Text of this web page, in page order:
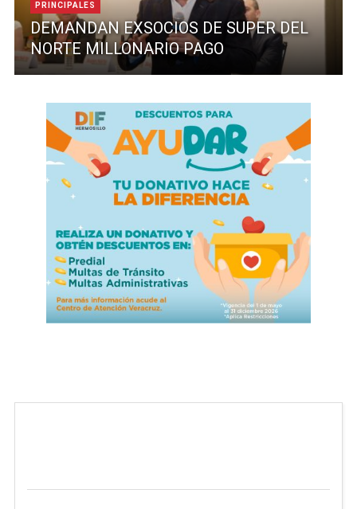
PRINCIPALES
DEMANDAN EXSOCIOS DE SUPER DEL
NORTE MILLONARIO PAGO